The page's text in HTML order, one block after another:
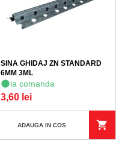
SINA GHIDAJ ZN STANDARD
6MM 3ML
la comanda
3,60 lei
ADAUGA IN COS